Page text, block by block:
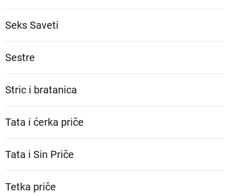
Seks Saveti
Sestre
Stric i bratanica
Tata i ćerka priče
Tata i Sin Priče
Tetka priče